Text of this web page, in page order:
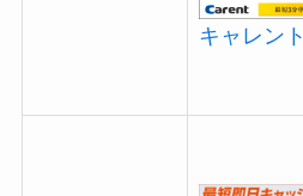
キャレント